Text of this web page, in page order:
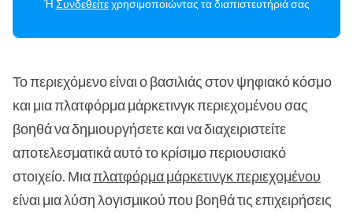
Ή Συνδεθείτεχρησιμοποιώντας τα διαπιστευτήριά σας
Το περιεχόμενο είναι ο βασιλιάς στον ψηφιακό κόσμο
και μια πλατφόρμα μάρκετινγκ περιεχομένου σας
βοηθά να δημιουργήσετε και να διαχειριστείτε
αποτελεσματικά αυτό το κρίσιμο περιουσιακό
στοιχείο. Μιαπλατφόρμα μάρκετινγκ περιεχομένου
είναι μια λύση λογισμικού που βοηθά τις επιχειρήσεις